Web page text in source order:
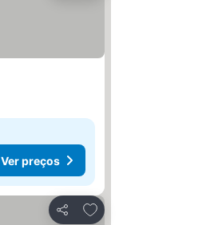
Ver preços
Partilhar
Adicionar aos favoritos